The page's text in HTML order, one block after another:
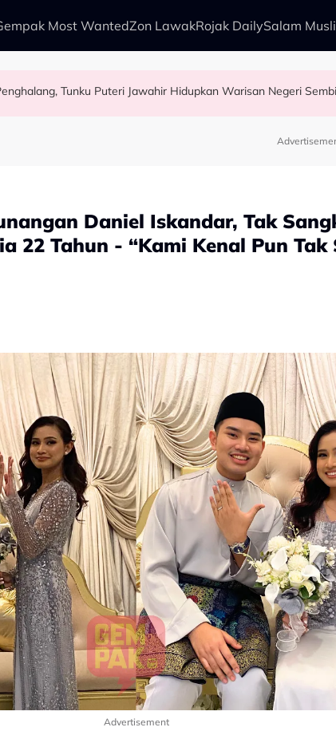
Most WantedZon LawakRojak DailySalam
Gaya Streetwear…” - Ezaidi Aziz
Wanita Saman Singapore Airlines
Leto Di Lokasi, Minta Nelayan Tangkap Ikan Segar Setiap Hari
Daniel Iskandar, Tak
22 Tahun - “Kami Kenal Pun Tak
Advertisement